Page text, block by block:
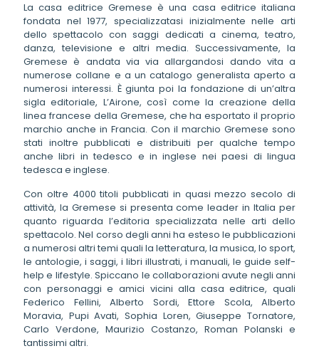
La casa editrice Gremese è una casa editrice italiana
fondata nel 1977, specializzatasi inizialmente nelle arti
dello spettacolo con saggi dedicati a cinema, teatro,
danza, televisione e altri media. Successivamente, la
Gremese è andata via via allargandosi dando vita a
numerose collane e a un catalogo generalista aperto a
numerosi interessi. È giunta poi la fondazione di un’altra
sigla editoriale, L’Airone, così come la creazione della
linea francese della Gremese, che ha esportato il proprio
marchio anche in Francia. Con il marchio Gremese sono
stati inoltre pubblicati e distribuiti per qualche tempo
anche libri in tedesco e in inglese nei paesi di lingua
tedesca e inglese.
Con oltre 4000 titoli pubblicati in quasi mezzo secolo di
attività, la Gremese si presenta come leader in Italia per
quanto riguarda l’editoria specializzata nelle arti dello
spettacolo. Nel corso degli anni ha esteso le pubblicazioni
a numerosi altri temi quali la letteratura, la musica, lo sport,
le antologie, i saggi, i libri illustrati, i manuali, le guide self-
help e lifestyle. Spiccano le collaborazioni avute negli anni
con personaggi e amici vicini alla casa editrice, quali
Federico Fellini, Alberto Sordi, Ettore Scola, Alberto
Moravia, Pupi Avati, Sophia Loren, Giuseppe Tornatore,
Carlo Verdone, Maurizio Costanzo, Roman Polanski e
tantissimi altri.